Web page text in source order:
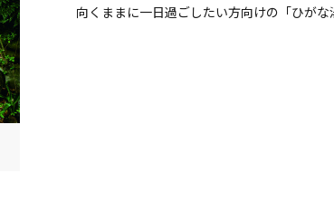
向くままに一日過ごしたい方向けの「ひが